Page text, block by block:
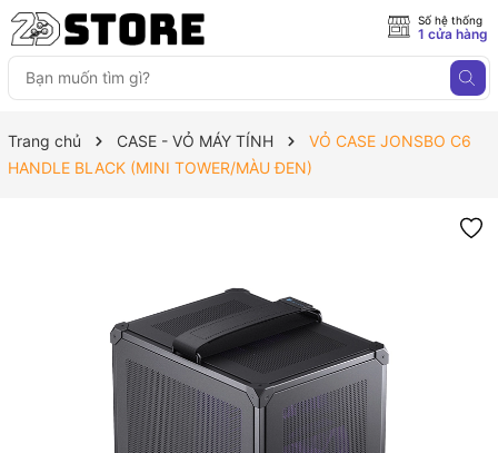
Số hệ thống
1 cửa hàng
Trang chủ CASE - VỎ MÁY TÍNH
VỎ CASE JONSBO C6
HANDLE BLACK (MINI TOWER/MÀU ĐEN)